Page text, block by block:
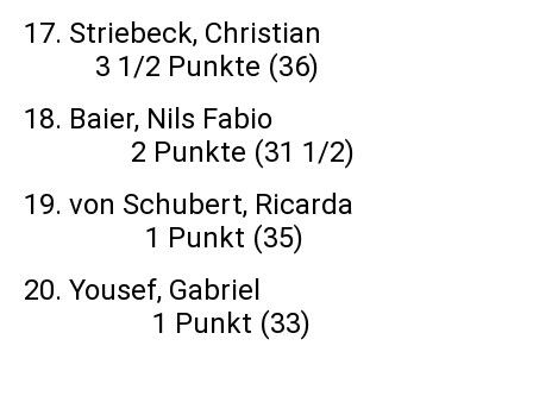
17. Striebeck, Christian
3 1/2 Punkte (36)
18. Baier, Nils Fabio
2 Punkte (31 1/2)
19. von Schubert, Ricarda
1 Punkt (35)
20. Yousef, Gabriel
1 Punkt (33)